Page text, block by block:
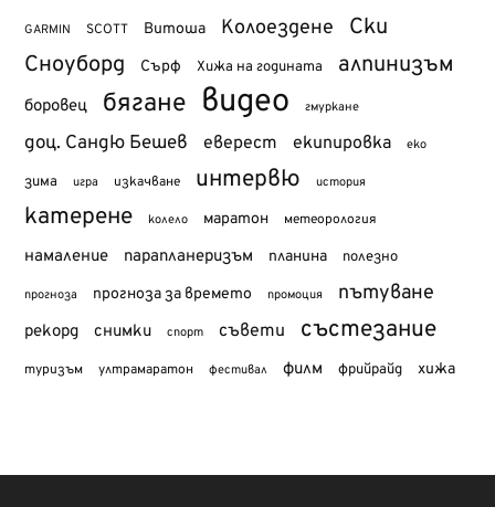
GARMIN SCOTT Витоша Колоездене Ски
Сноуборд Сърф Хижа на годината алпинизъм
боровец бягане видео гмуркане
доц. Сандю Бешев еверест екипировка еко
зима игра изкачване интервю история
катерене колело маратон метеорология
намаление парапланеризъм планина полезно
прогноза прогноза за времето промоция пътуване
рекорд снимки спорт съвети състезание
туризъм ултрамаратон фестивал филм фрийрайд хижа